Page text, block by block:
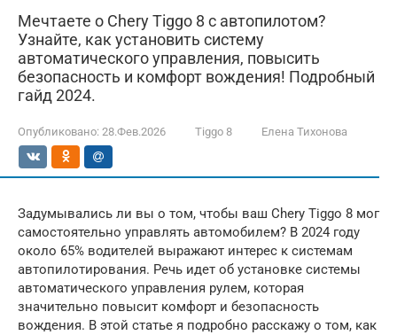
Мечтаете о Chery Tiggo 8 с автопилотом?
Узнайте, как установить систему
автоматического управления, повысить
безопасность и комфорт вождения! Подробный
гайд 2024.
Опубликовано: 28.Фев.2026 Tiggo 8 Елена Тихонова
Задумывались ли вы о том, чтобы ваш Chery Tiggo 8 мог
самостоятельно управлять автомобилем? В 2024 году
около 65% водителей выражают интерес к системам
автопилотирования. Речь идет об установке системы
автоматического управления рулем, которая
значительно повысит комфорт и безопасность
вождения. В этой статье я подробно расскажу о том, как